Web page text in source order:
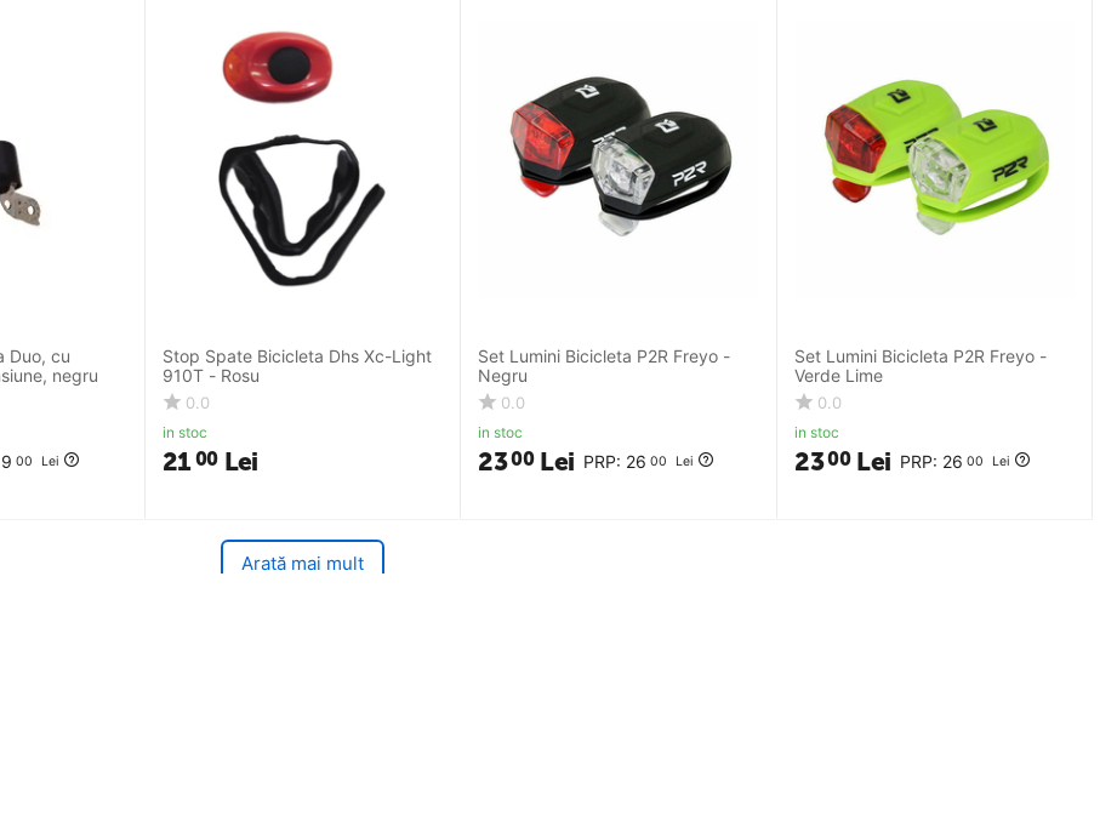
Duo, cu
negru
00 Lei
Stop Spate Bicicleta Dhs Xc-Light
910T - Rosu
0.0
in stoc
2100 Lei
Set Lumini Bicicleta P2R Freyo -
Negru
0.0
in stoc
PRP: 26 00 Lei
2300 Lei
Set Lumini Bicicleta P2R Freyo -
Verde Lime
0.0
in stoc
PRP: 26 00 Lei
2300 Lei
Arată mai mult